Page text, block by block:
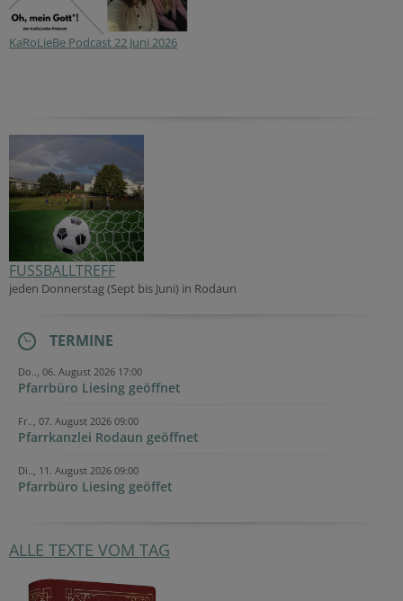
KaRoLieBe Podcast 22 Juni 2026
FUSSBALLTREFF
jeden Donnerstag (Sept bis Juni) in Rodaun
TERMINE
Do.., 06. August 2026 17:00
Pfarrbüro Liesing geöffnet
Fr.., 07. August 2026 09:00
Pfarrkanzlei Rodaun geöffnet
Di.., 11. August 2026 09:00
Pfarrbüro Liesing geöffet
ALLE TEXTE VOM TAG